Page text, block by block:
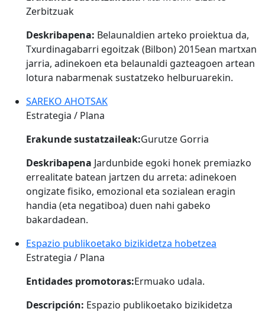
Zerbitzuak
Deskribapena: Belaunaldien arteko proiektua da,
Txurdinagabarri egoitzak (Bilbon) 2015ean martxan
jarria, adinekoen eta belaunaldi gazteagoen artean
lotura nabarmenak sustatzeko helburuarekin.
SAREKO AHOTSAK
Estrategia / Plana
Erakunde sustatzaileak:Gurutze Gorria
Deskribapena Jardunbide egoki honek premiazko
errealitate batean jartzen du arreta: adinekoen
ongizate fisiko, emozional eta sozialean eragin
handia (eta negatiboa) duen nahi gabeko
bakardadean.
Espazio publikoetako bizikidetza hobetzea
Estrategia / Plana
Entidades promotoras:Ermuako udala.
Descripción: Espazio publikoetako bizikidetza